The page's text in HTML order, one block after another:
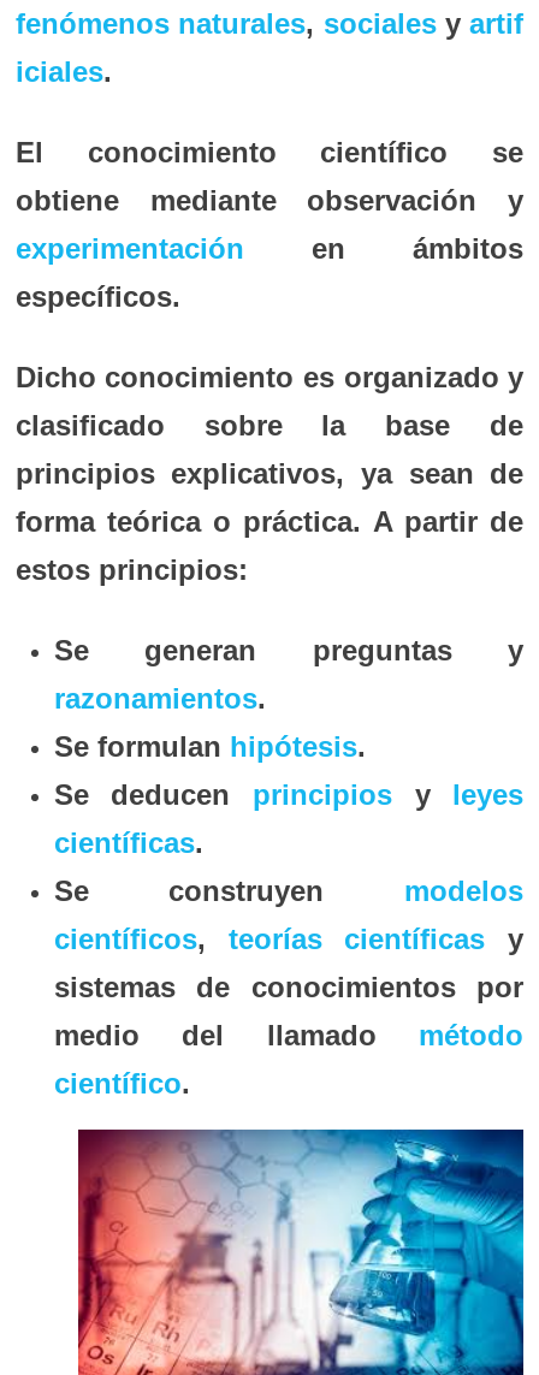
fenómenos naturales, socialesyartif
iciales.
El conocimiento científico se
obtiene mediante observación y
experimentación en ámbitos
específicos.
Dicho conocimiento es organizado y
clasificado sobre la base de
principios explicativos, ya sean de
forma teórica o práctica. A partir de
estos principios:
Se generan preguntas y
razonamientos.
Se formulan hipótesis.
Se deducen principios y leyes
científicas.
Se construyen modelos
científicos, teorías científicas y
sistemas de conocimientos por
medio del llamado método
científico.